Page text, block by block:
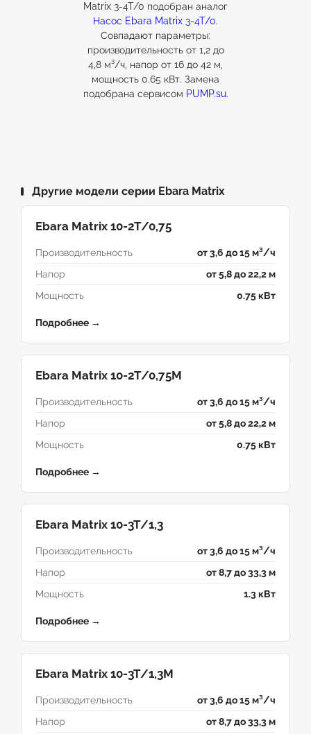
Matrix 3-4T/0 подобран аналог
Насос Ebara Matrix 3-4T/0.
Совпадают параметры:
производительность от 1,2 до
4,8 м³/ч, напор от 16 до 42 м,
мощность 0.65 кВт. Замена
подобрана сервисом PUMP.su.
Другие модели серии Ebara Matrix
Ebara Matrix 10-2T/0,75
Производительность
от 3,6 до 15 м³/ч
Напор
от 5,8 до 22,2 м
Мощность
0.75 кВт
Подробнее →
Ebara Matrix 10-2T/0,75M
Производительность
от 3,6 до 15 м³/ч
Напор
от 5,8 до 22,2 м
Мощность
0.75 кВт
Подробнее →
Ebara Matrix 10-3T/1,3
Производительность
от 3,6 до 15 м³/ч
Напор
от 8,7 до 33,3 м
Мощность
1.3 кВт
Подробнее →
Ebara Matrix 10-3T/1,3M
Производительность
от 3,6 до 15 м³/ч
Напор
от 8,7 до 33,3 м